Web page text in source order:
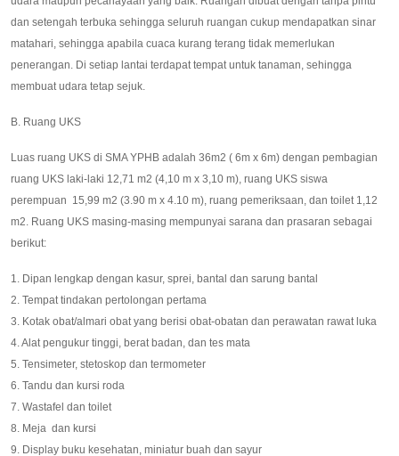
dan setengah terbuka sehingga seluruh ruangan cukup mendapatkan sinar
matahari, sehingga apabila cuaca kurang terang tidak memerlukan
penerangan. Di setiap lantai terdapat tempat untuk tanaman, sehingga
membuat udara tetap sejuk.
B. Ruang UKS
Luas ruang UKS di SMA YPHB adalah 36m2 ( 6m x 6m) dengan pembagian
ruang UKS laki-laki 12,71 m2 (4,10 m x 3,10 m), ruang UKS siswa
perempuan 15,99 m2 (3.90 m x 4.10 m), ruang pemeriksaan, dan toilet 1,12
m2. Ruang UKS masing-masing mempunyai sarana dan prasaran sebagai
berikut:
1. Dipan lengkap dengan kasur, sprei, bantal dan sarung bantal
2. Tempat tindakan pertolongan pertama
3. Kotak obat/almari obat yang berisi obat-obatan dan perawatan rawat luka
4. Alat pengukur tinggi, berat badan, dan tes mata
5. Tensimeter, stetoskop dan termometer
6. Tandu dan kursi roda
7. Wastafel dan toilet
8. Meja dan kursi
9. Display buku kesehatan, miniatur buah dan sayur